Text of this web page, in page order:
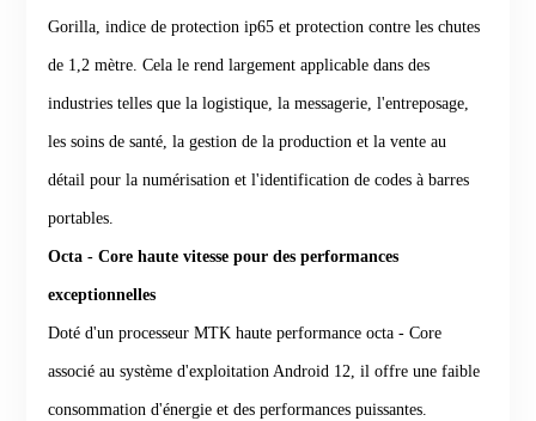
Gorilla, indice de protection ip65 et protection contre les chutes
de 1,2 mètre. Cela le rend largement applicable dans des
industries telles que la logistique, la messagerie, l'entreposage,
les soins de santé, la gestion de la production et la vente au
détail pour la numérisation et l'identification de codes à barres
portables.
Octa - Core haute vitesse pour des performances
exceptionnelles
Doté d'un processeur MTK haute performance octa - Core
associé au système d'exploitation Android 12, il offre une faible
consommation d'énergie et des performances puissantes.